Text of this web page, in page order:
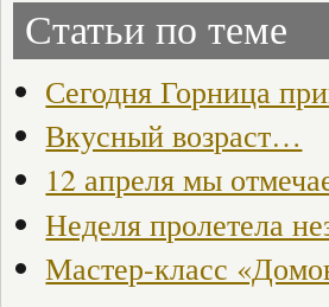
Статьи по теме
Сегодня Горница
Вкусный возраст…
12 апреля мы
Неделя пролетела
Мастер-класс